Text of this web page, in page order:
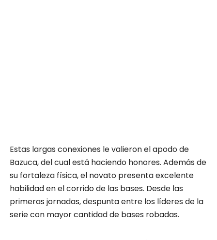
Estas largas conexiones le valieron el apodo de
Bazuca, del cual está haciendo honores. Además de
su fortaleza física, el novato presenta excelente
habilidad en el corrido de las bases. Desde las
primeras jornadas, despunta entre los líderes de la
serie con mayor cantidad de bases robadas.